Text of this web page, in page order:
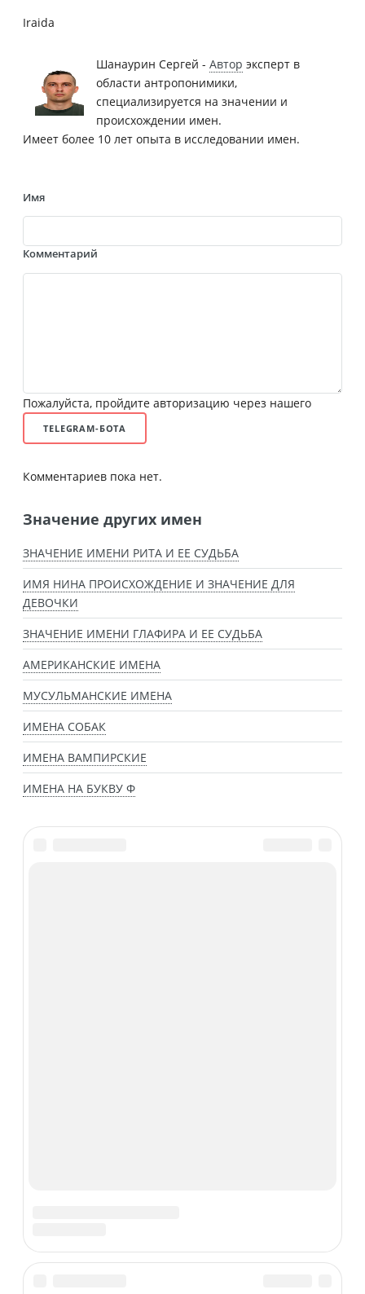
Iraida
Шанаурин Сергей - Автор эксперт в
области антропонимики,
специализируется на значении и
происхождении имен.
Имеет более 10 лет опыта в исследовании имен.
Имя
Комментарий
Пожалуйста, пройдите авторизацию через нашего
TELEGRAM-БОТА
Комментариев пока нет.
Значение других имен
ЗНАЧЕНИЕ ИМЕНИ РИТА И ЕЕ СУДЬБА
ИМЯ НИНА ПРОИСХОЖДЕНИЕ И ЗНАЧЕНИЕ ДЛЯ
ДЕВОЧКИ
ЗНАЧЕНИЕ ИМЕНИ ГЛАФИРА И ЕЕ СУДЬБА
АМЕРИКАНСКИЕ ИМЕНА
МУСУЛЬМАНСКИЕ ИМЕНА
ИМЕНА СОБАК
ИМЕНА ВАМПИРСКИЕ
ИМЕНА НА БУКВУ Ф